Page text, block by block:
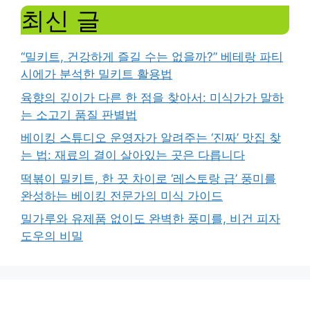
최신 글
“밀키트, 건강하게 즐길 수는 없을까?” 베테랑 파티
시에가 분석한 밀키트 활용법
육향의 깊이가 다른 한 점을 찾아서: 미식가가 말하
는 소고기 품질 판별법
베이킹 스튜디오 운영자가 알려주는 ‘진짜’ 맛집 찾
는 법: 재료의 결이 살아있는 곳은 다릅니다
떡볶이 밀키트, 한 끗 차이로 ‘레스토랑 급’ 풍미를
완성하는 베이킹 전문가의 미식 가이드
밀가루와 유제품 없이도 완벽한 풍미를, 비건 피자
도우의 비밀